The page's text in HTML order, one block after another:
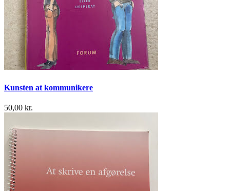
Kunsten at kommunikere
50,00 kr.